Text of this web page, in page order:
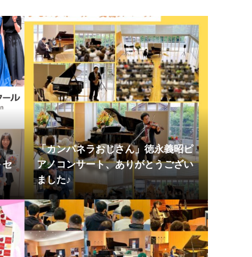
セ
「カンパネラおじさん」徳永義昭ピ
アノコンサート、ありがとうござい
ました♪